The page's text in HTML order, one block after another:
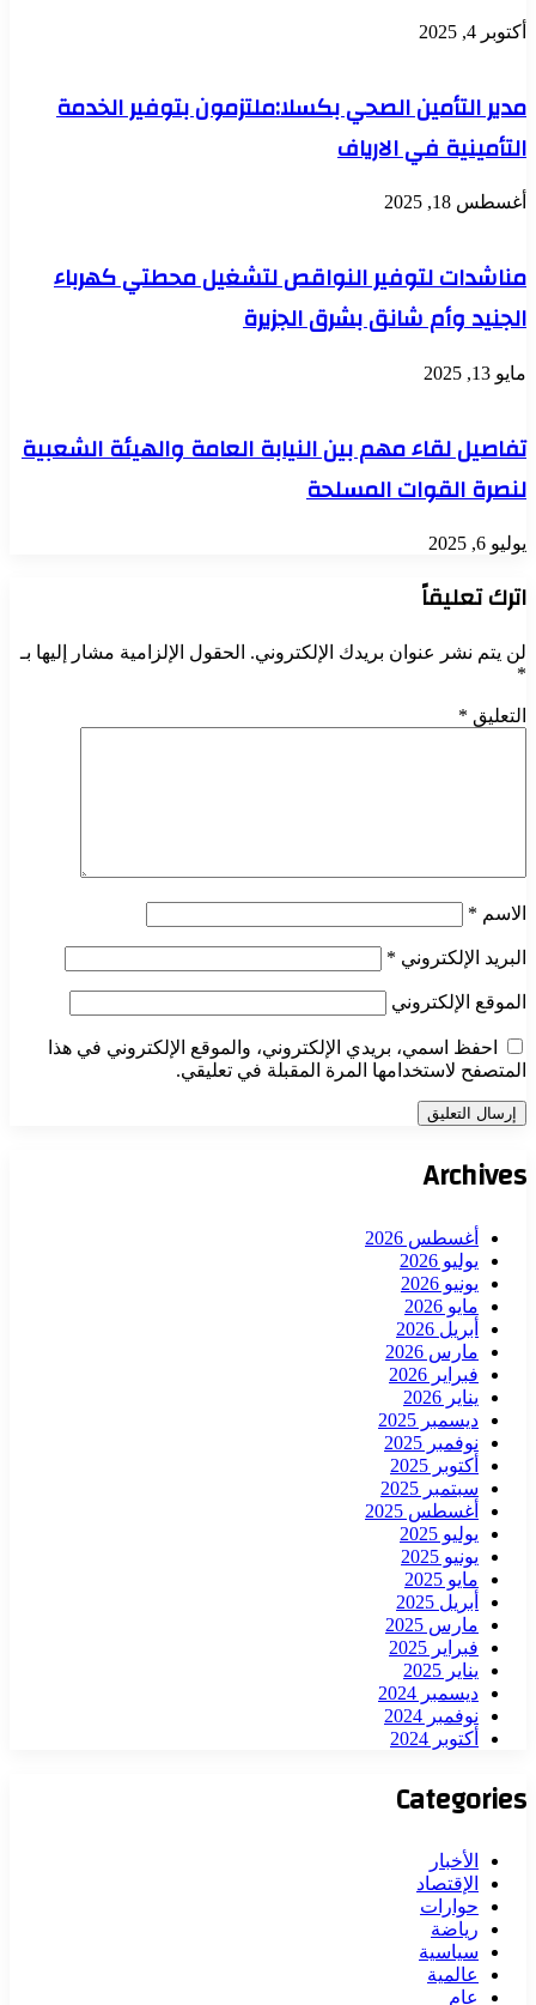
أكتوبر 4, 2025
مدير التأمين الصحي بكسلا:ملتزمون بتوفير الخدمة
التأمينية في الارياف
أغسطس 18, 2025
مناشدات لتوفير النواقص لتشغيل محطتي كهرباء
الجنيد وأم شانق بشرق الجزيرة
مايو 13, 2025
تفاصيل لقاء مهم بين النيابة العامة والهيئة الشعبية
لنصرة القوات المسلحة
يوليو 6, 2025
اترك تعليقاً
لن يتم نشر عنوان بريدك الإلكتروني. الحقول الإلزامية مشار إليها بـ
*
التعليق *
الاسم *
البريد الإلكتروني *
الموقع الإلكتروني
احفظ اسمي، بريدي الإلكتروني، والموقع الإلكتروني في هذا
المتصفح لاستخدامها المرة المقبلة في تعليقي.
Archives
أغسطس 2026
يوليو 2026
يونيو 2026
مايو 2026
أبريل 2026
مارس 2026
فبراير 2026
يناير 2026
ديسمبر 2025
نوفمبر 2025
أكتوبر 2025
سبتمبر 2025
أغسطس 2025
يوليو 2025
يونيو 2025
مايو 2025
أبريل 2025
مارس 2025
فبراير 2025
يناير 2025
ديسمبر 2024
نوفمبر 2024
أكتوبر 2024
Categories
الأخبار
الإقتصاد
حوارات
رياضة
سياسية
عالمية
عام